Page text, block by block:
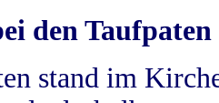
den Taufpaten
stand im